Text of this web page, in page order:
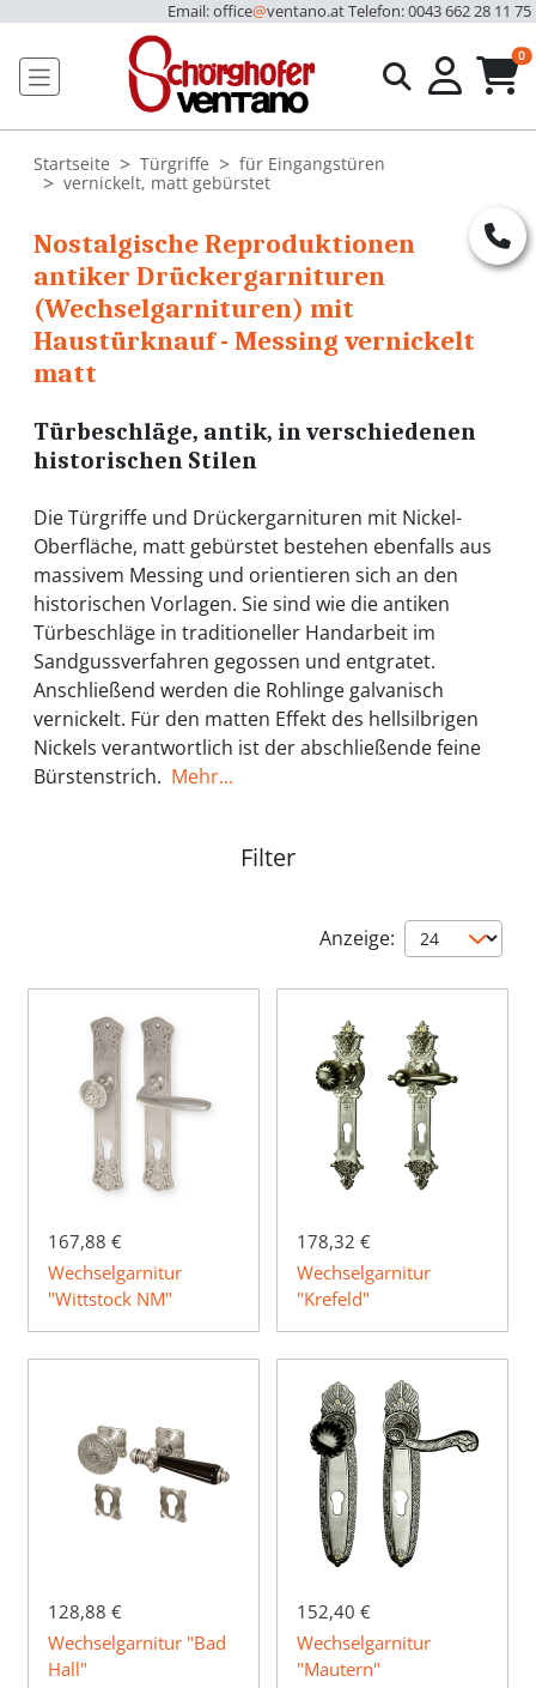
Email: office@ventano.atTelefon: 0043 662 28 11 75
0
Startseite Türgriffe
für Eingangstüren
vernickelt, matt gebürstet
Nostalgische Reproduktionen
antiker Drückergarnituren
(Wechselgarnituren) mit
Haustürknauf - Messing vernickelt
matt
Türbeschläge, antik, in verschiedenen
historischen Stilen
Die Türgriffe und Drückergarnituren mit Nickel-
Oberfläche, matt gebürstet bestehen ebenfalls aus
massivem Messing und orientieren sich an den
historischen Vorlagen. Sie sind wie die antiken
Türbeschläge in traditioneller Handarbeit im
Sandgussverfahren gegossen und entgratet.
Anschließend werden die Rohlinge galvanisch
vernickelt. Für den matten Effekt des hellsilbrigen
Nickels verantwortlich ist der abschließende feine
Bürstenstrich. Mehr...
Filter
Anzeige:
167,88 €
Wechselgarnitur
"Wittstock NM"
178,32 €
Wechselgarnitur
"Krefeld"
128,88 €
Wechselgarnitur "Bad
Hall"
152,40 €
Wechselgarnitur
"Mautern"